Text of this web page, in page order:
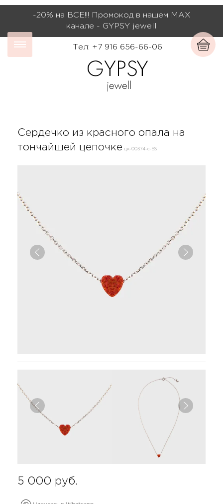
-20% на ВСЕ!!! Промокод в нашем МАХ
канале - GYPSY jewell
Тел: +7 916 656-66-06
Сердечко из красного опала на
тончайшей цепочке
цк-00374-с-SS
5 000 руб.